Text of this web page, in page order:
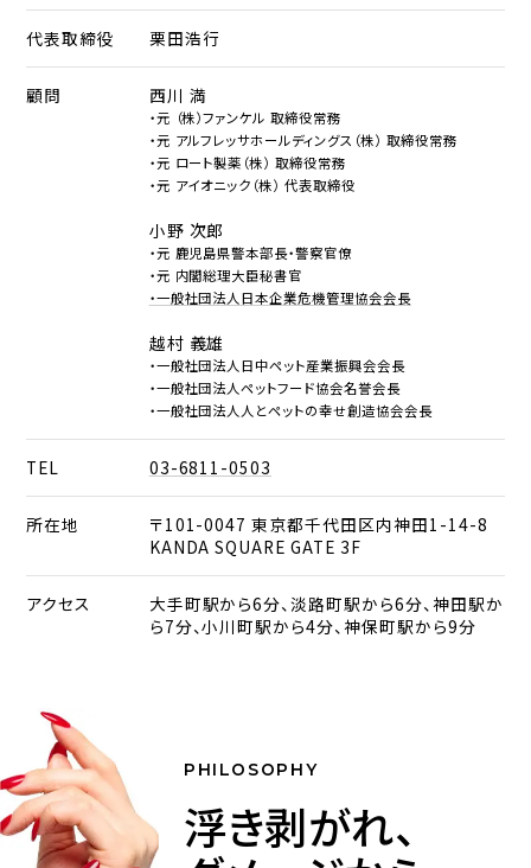
代表取締役 栗田浩行
顧問 西川 満
・元 （株）ファンケル 取締役常務
・元 アルフレッサホールディングス（株） 取締役常務
・元 ロート製薬（株） 取締役常務
・元 アイオニック（株） 代表取締役
小野 次郎
・元 鹿児島県警本部長・警察官僚
・元 内閣総理大臣秘書官
・一般社団法人日本企業危機管理協会会長
越村 義雄
・一般社団法人日中ペット産業振興会会長
・一般社団法人ペットフード協会名誉会長
・一般社団法人人とペットの幸せ創造協会会長
TEL 03-6811-0503
所在地
〒101-0047 東京都千代田区内神田1-14-8
KANDA SQUARE GATE 3F
アクセス
大手町駅から6分、淡路町駅から6分、神田駅か
ら7分、小川町駅から4分、神保町駅から9分
PHILOSOPHY
浮き剥がれ、